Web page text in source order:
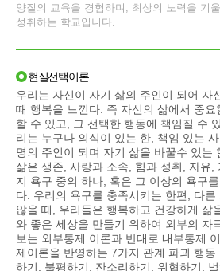
양질의 교육을 경험하며, 최상의 노력을 기
성취하는 학교입니다.
현실선택이론
우리는 자신이 자기 삶의 주인이 되어 자
때 행복을 느낀다. 즉 자신의 삶에서 중요
할 수 있고, 그 선택한 행동에 책임질 수
리는 누구나 의식이 있는 한, 책임 있는
명의 주인이 되며 자기 삶을 바꿀수 있는
삶은 생존, 사랑과 소속, 힘과 성취, 자유,
지 욕구 중의 하나, 혹은 그 이상의 욕구
다. 우리의 욕구를 충족시키는 한편, 다
않을 때, 우리들은 행복하고 건강하게 삶
와 좋은 세상을 만들기 위하여 외부의 자
보는 외부통제 이론과 반대로 내부통제
제이론을 반영하는 7가지 관계 파괴 행동
하기, 불평하기, 잔소리하기, 위협하기,